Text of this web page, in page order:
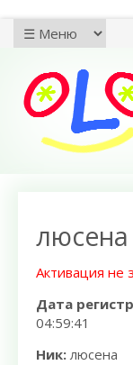
люсена
Активация не
Дата
04:59:41
Ник:люсена